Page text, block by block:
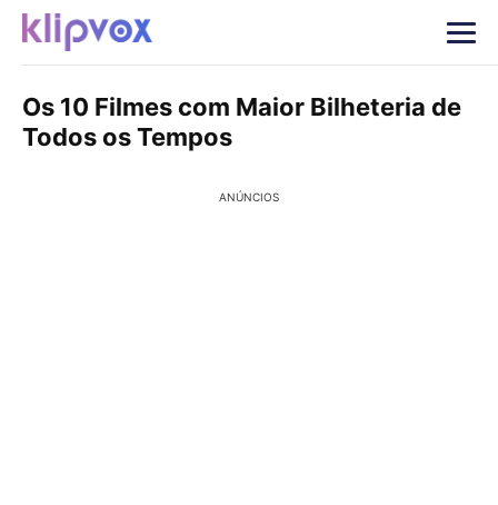
Os 10 Filmes com Maior Bilheteria de
Todos os Tempos
ANÚNCIOS